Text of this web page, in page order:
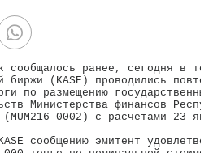
ранее, сегодня в
биржи (KASE) проводились
по размещению
Министерства финансов
(MUM216_0002) с расчетами 23
сообщению эмитент